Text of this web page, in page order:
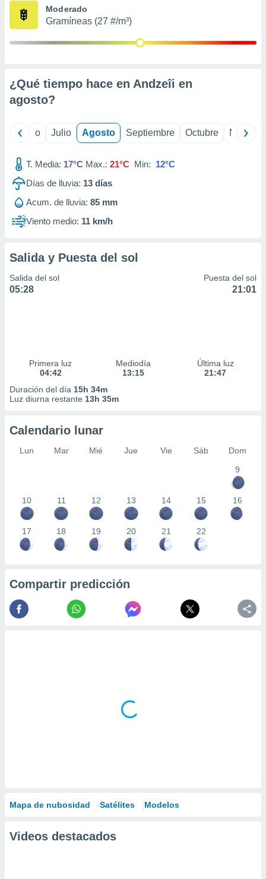
publicidad
1199
Moderado
Gramíneas (27 #/m³)
¿Qué tiempo hace en Andzeîi en
agosto?
Junio Julio Agosto Septiembre Octubre
T. Media: 17°C Max.: 21°C Min: 12°C
Días de lluvia: 13 días
Acum. de lluvia: 85 mm
Viento medio: 11 km/h
Salida y Puesta del sol
Salida del sol
05:28
Puesta del sol
21:01
Primera luz
04:42
Mediodía
13:15
Última luz
21:47
Duración del día 15h 34m
Luz diurna restante 13h 35m
Calendario lunar
Lun Mar Mié Jue Vie Sáb
Dom
9
10 11 12 13 14 15 16
17 18 19 20 21 22
Compartir predicción
Mapa de nubosidad Satélites Modelos
Videos destacados